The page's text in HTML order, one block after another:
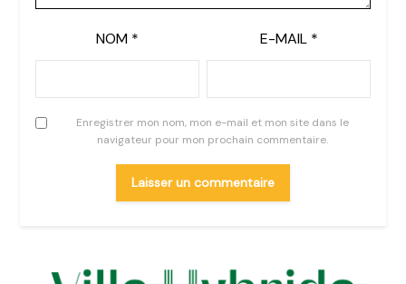
NOM * E-MAIL *
Enregistrer mon nom, mon e-mail et mon site dans le
navigateur pour mon prochain commentaire.